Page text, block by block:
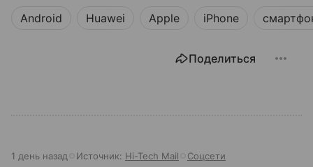
Android Huawei Apple iPhone
Поделиться
1 день назад Источник: Hi-Tech Mail Соцсети